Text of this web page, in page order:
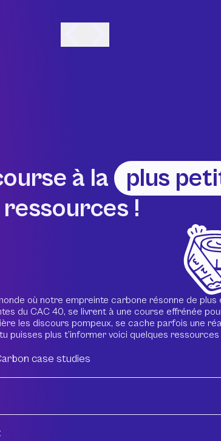
à la plus
!
où notre empreinte carbone résonne de
du CAC 40, se livrent à une course effrénée
les discours pompeux, se cache parfois une
puisses plus t’informer voici quelques
case studies